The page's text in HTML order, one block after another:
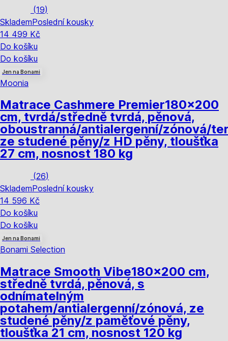
(19)
SklademPoslední kousky
14 499 Kč
Do košíku
Do košíku
Jen na Bonami
Moonia
Matrace Cashmere Premier180x200
cm, tvrdá/středně tvrdá, pěnová,
oboustranná/antialergenní/zónová/
ze studené pěny/z HD pěny, tloušťka
27 cm, nosnost 180 kg
(26)
SklademPoslední kousky
14 596 Kč
Do košíku
Do košíku
Jen na Bonami
Bonami Selection
Matrace Smooth Vibe180x200 cm,
středně tvrdá, pěnová, s
odnímatelným
potahem/antialergenní/zónová, ze
studené pěny/z paměťové pěny,
tloušťka 21 cm, nosnost 120 kg